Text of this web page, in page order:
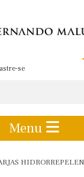
se
Menu